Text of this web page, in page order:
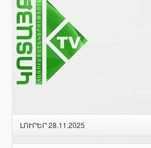
ԼՈՒՐԵՐ 28.11.2025